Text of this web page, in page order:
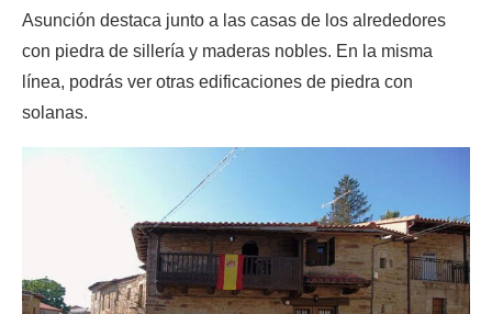
Asunción destaca junto a las casas de los alrededores
con piedra de sillería y maderas nobles. En la misma
línea, podrás ver otras edificaciones de piedra con
solanas.